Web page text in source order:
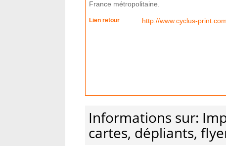
France métropolitaine.
Lien retour http://www.cyclus-
Informations sur:
cartes, dépliants,